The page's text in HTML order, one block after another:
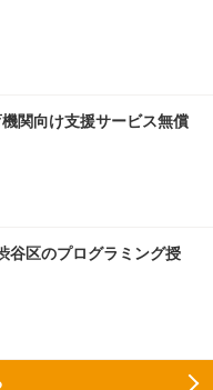
関向け支援サービス無償
谷区のプログラミング授